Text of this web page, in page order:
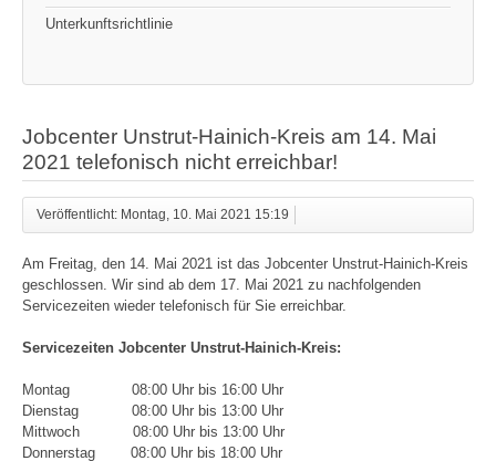
Unterkunftsrichtlinie
Jobcenter Unstrut-Hainich-Kreis am 14. Mai
2021 telefonisch nicht erreichbar!
Veröffentlicht: Montag, 10. Mai 2021 15:19
Am Freitag, den 14. Mai 2021 ist das Jobcenter Unstrut-Hainich-Kreis
geschlossen. Wir sind ab dem 17. Mai 2021 zu nachfolgenden
Servicezeiten wieder telefonisch für Sie erreichbar.
Servicezeiten Jobcenter Unstrut-Hainich-Kreis:
Montag 08:00 Uhr bis 16:00 Uhr
Dienstag 08:00 Uhr bis 13:00 Uhr
Mittwoch 08:00 Uhr bis 13:00 Uhr
Donnerstag 08:00 Uhr bis 18:00 Uhr